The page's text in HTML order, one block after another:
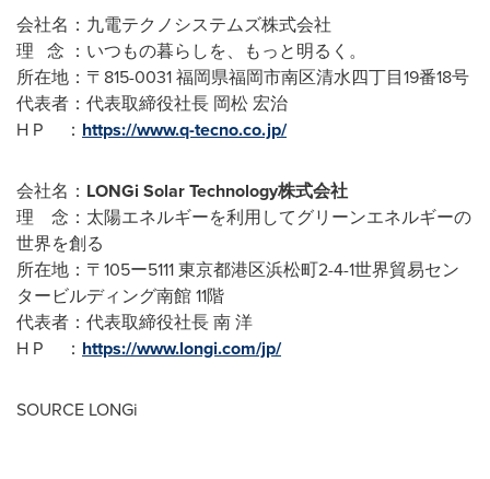
会社名：九電テクノシステムズ株式会社
理 念 ：いつもの暮らしを、もっと明るく。
所在地：〒815-0031 福岡県福岡市南区清水四丁目19番18号
代表者：代表取締役社長 岡松 宏治
H P ： https://www.q-tecno.co.jp/
会社名： LONGi Solar Technology株式会社
理 念：太陽エネルギーを利用してグリーンエネルギーの
世界を創る
所在地：〒105ー5111 東京都港区浜松町2-4-1世界貿易セン
タービルディング南館 11階
代表者：代表取締役社長 南 洋
H P ： https://www.longi.com/jp/
SOURCE LONGi